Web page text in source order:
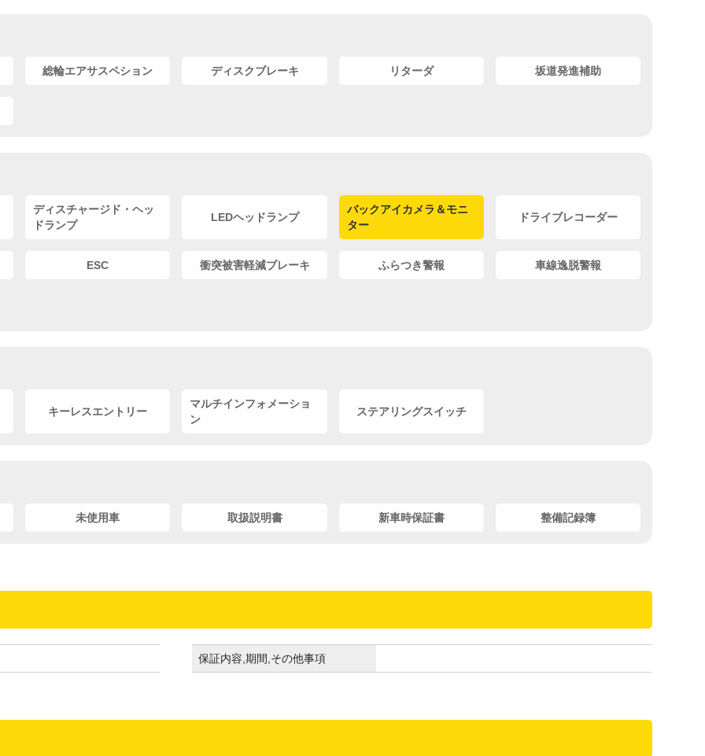
総輪エアサスペション ディスクブレーキ リターダ 坂道発進補助
ディスチャージド・ヘッ
ドランプ
LEDヘッドランプ
バックアイカメラ＆モニ
ター
ドライブレコーダー
ESC 衝突被害軽減ブレーキ ふらつき警報 車線逸脱警報
キーレスエントリー
マルチインフォメーショ
ン
ステアリングスイッチ
未使用車 取扱説明書 新車時保証書 整備記録簿
保証内容,期間,その他事項